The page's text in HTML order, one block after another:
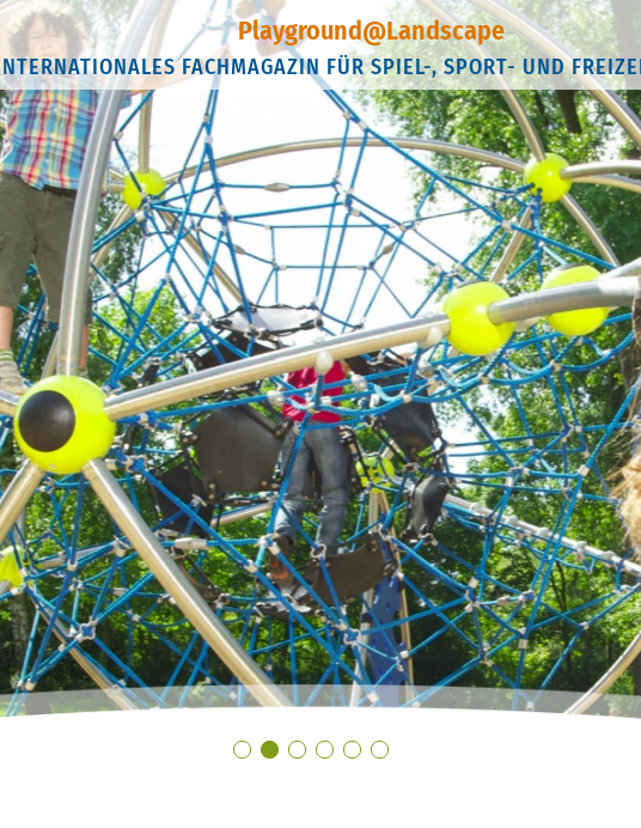
Playground@Landscape
FACHMAGAZIN FÜR SPIEL-, SPORT- UND